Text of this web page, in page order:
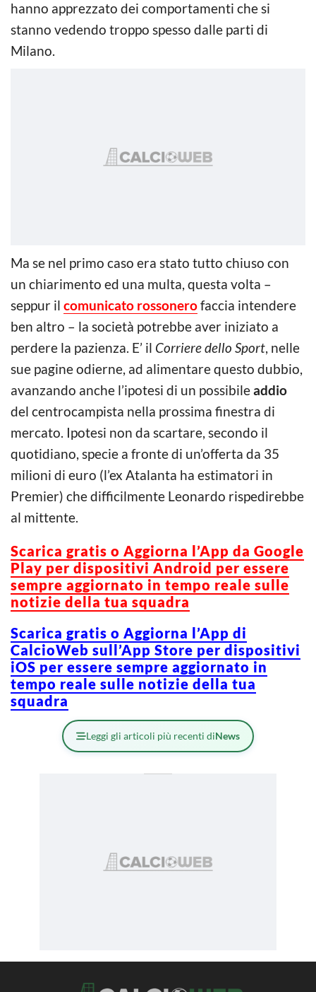
hanno apprezzato dei comportamenti che si
stanno vedendo troppo spesso dalle parti di
Milano.
Ma se nel primo caso era stato tutto chiuso con
un chiarimento ed una multa, questa volta –
seppur il comunicato rossonerofaccia intendere
ben altro – la società potrebbe aver iniziato a
perdere la pazienza. E’ il Corriere dello Sport, nelle
sue pagine odierne, ad alimentare questo dubbio,
avanzando anche l’ipotesi di un possibileaddio
del centrocampista nella prossima finestra di
mercato. Ipotesi non da scartare, secondo il
quotidiano, specie a fronte di un’offerta da 35
milioni di euro (l’ex Atalanta ha estimatori in
Premier) che difficilmente Leonardo rispedirebbe
al mittente.
Scarica gratis o Aggiorna l’App da Google
Play per dispositivi Android per essere
sempre aggiornato in tempo reale sulle
notizie della tua squadra
Scarica gratis o Aggiorna l’App di
CalcioWeb sull’App Store per dispositivi
iOS per essere sempre aggiornato in
tempo reale sulle notizie della tua
squadra
Leggi gli articoli più recenti diNews